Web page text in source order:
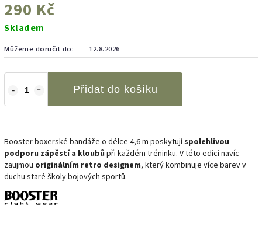
290 Kč
Skladem
Můžeme doručit do: 12.8.2026
Přidat do košíku
Booster boxerské bandáže o délce 4,6 m poskytujíspolehlivou
podporu zápěstí a kloubů při každém tréninku. V této edici navíc
zaujmou originálním retro designem, který kombinuje více barev v
duchu staré školy bojových sportů.